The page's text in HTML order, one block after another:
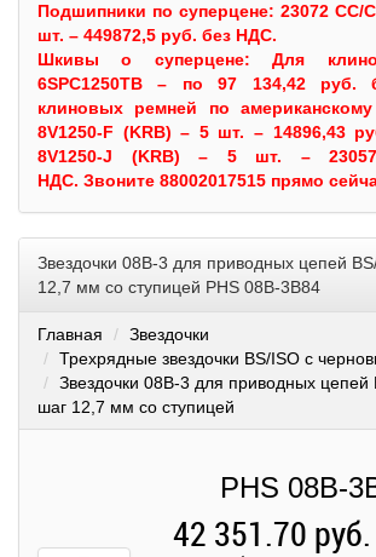
Подшипники по суперцене: 23072 CC/
шт. – 449872,5 руб. без НДС.
Шкивыо суперцене:Для
6SPC1250TB – по 97 134,42 руб.
клиновых ремней по
8V1250-F (KRB) – 5 шт. – 14896,43
8V1250-J (KRB) – 5 шт. –
НДС. Звоните 88002017515 прямо
Звездочки 08B-3 для приводных цепей
12,7 мм со ступицей PHS 08B-3B84
Главная
Звездочки
Трехрядные звездочки BS/ISO с
Звездочки 08B-3 для приводных цепей
шаг 12,7 мм со ступицей
PHS 08B-
42 351.70